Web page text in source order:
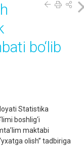
bo‘lib
Statistika
boshlig‘i
maktabi
olish” tadbiriga